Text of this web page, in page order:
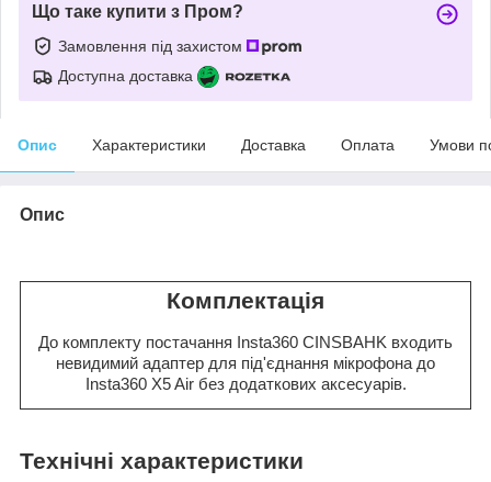
Що таке купити з Пром?
Замовлення під захистом
Доступна доставка
Опис Характеристики Доставка Оплата Умови
Опис
Комплектація
До комплекту постачання Insta360 CINSBAHK входить
невидимий адаптер для під'єднання мікрофона до
Insta360 X5 Air без додаткових аксесуарів.
Технічні характеристики